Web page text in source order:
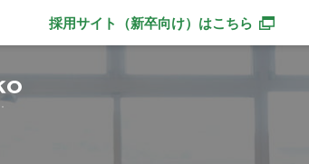
採用サイト（新卒向け） はこちら
別ウィンドウで開きます